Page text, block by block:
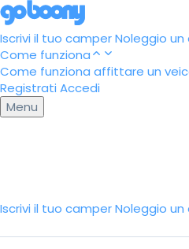
Iscrivi il tuo camperNoleggio
Come funziona
Come funziona affittare un
Registrati Accedi
Menu
Iscrivi il tuo camperNoleggio